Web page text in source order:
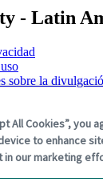
- Latin
sobre la
Paper. All Rights
All Cookies”, you
to enhance
in our marketing